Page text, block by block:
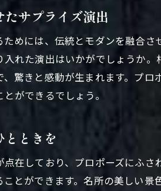
サプライズ演出
めには、伝統とモダンを融合
れた演出はいかがでしょうか
驚きと感動が生まれます。プ
ができるでしょう。
ときを
在しており、プロポーズにふ
とができます。名所の美しい